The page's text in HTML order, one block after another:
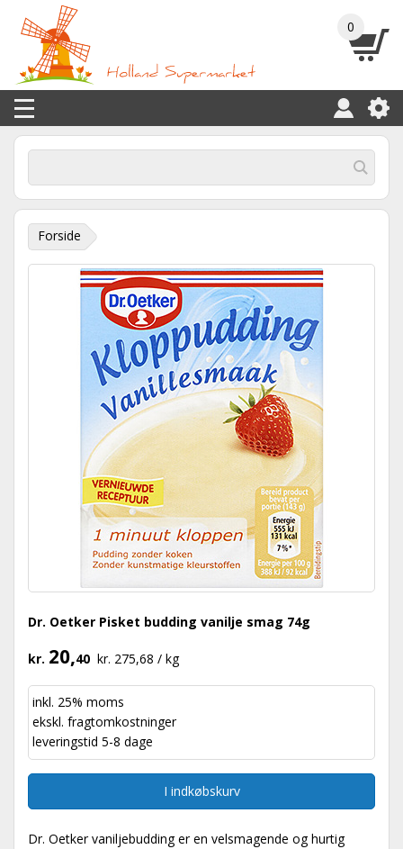
0
Forside
Dr. Oetker Pisket budding vanilje smag 74g
kr. 20,40 kr. 275,68 / kg
inkl. 25% moms
ekskl. fragtomkostninger
leveringstid 5-8 dage
I indkøbskurv
Dr. Oetker vaniljebudding er en velsmagende og hurtig